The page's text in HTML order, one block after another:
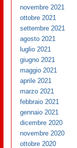
novembre 2021
ottobre 2021
settembre 2021
agosto 2021
luglio 2021
giugno 2021
maggio 2021
aprile 2021
marzo 2021
febbraio 2021
gennaio 2021
dicembre 2020
novembre 2020
ottobre 2020